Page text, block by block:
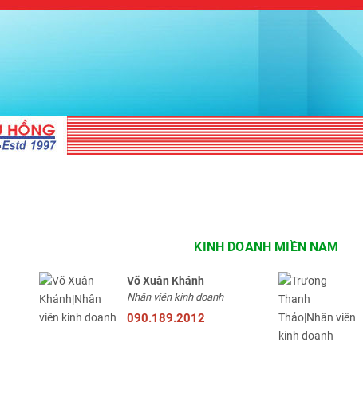
KINH DOANH MIỀN NAM
Võ Xuân Khánh
Nhân viên kinh doanh
090.189.2012